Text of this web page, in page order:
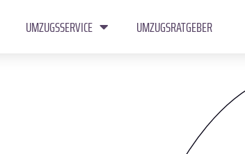
UMZUGSSERVICE UMZUGSRATGEBER